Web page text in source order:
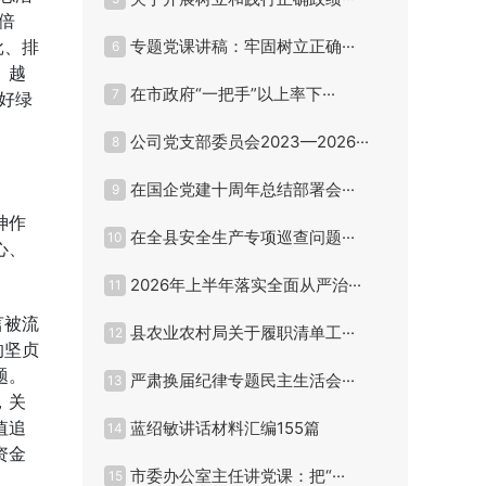
、排
越
绿
作
被流
坚贞
关
追
金
6 专题党课讲稿：牢固树立正确···
7 在市政府“一把手”以上率下···
8 公司党支部委员会2023—2026···
9 在国企党建十周年总结部署会···
10 在全县安全生产专项巡查问题···
11 2026年上半年落实全面从严治···
12 县农业农村局关于履职清单工···
13 严肃换届纪律专题民主生活会···
14 蓝绍敏讲话材料汇编155篇
15 市委办公室主任讲党课：把“···